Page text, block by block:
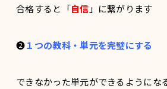
合格すると「自信 」に繋がります
❷１つの教科・単元を完璧にする
できなかった単元ができるようにな